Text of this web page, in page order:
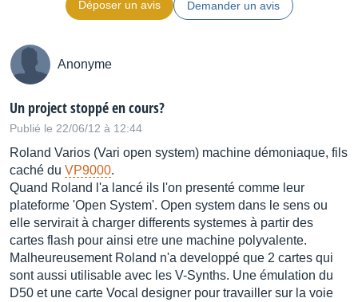
\r* 0 dBu = 0,775 Vrms.
Distribué par
Déposer un avis Demander un avis
Anonyme
Un project stoppé en cours?
Publié le 22/06/12 à 12:44
Roland Varios (Vari open system) machine démoniaque, fils
caché du VP9000.
Quand Roland l'a lancé ils l'on presenté comme leur
plateforme 'Open System'. Open system dans le sens ou
elle servirait à charger differents systemes à partir des
cartes flash pour ainsi etre une machine polyvalente.
Malheureusement Roland n'a developpé que 2 cartes qui
sont aussi utilisable avec les V-Synths. Une émulation du
D50 et une carte Vocal designer pour travailler sur la voie